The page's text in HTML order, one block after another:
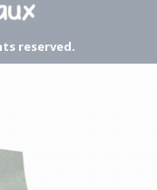
reserved.